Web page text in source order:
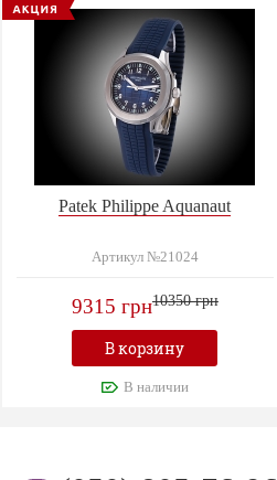
Patek Philippe Aquanaut
Артикул №21024
9315 грн10350 грн
В корзину
В наличии